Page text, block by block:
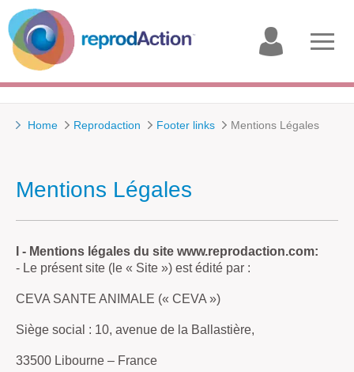
account
Home Reprodaction Footer links Mentions Légales
Mentions Légales
I - Mentions légales du site www.reprodaction.com:
- Le présent site (le « Site ») est édité par :
CEVA SANTE ANIMALE (« CEVA »)
Siège social : 10, avenue de la Ballastière,
33500 Libourne – France